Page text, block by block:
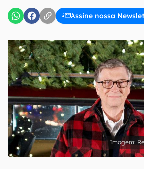
Assine nossa
Uso e Política de Privacidade do